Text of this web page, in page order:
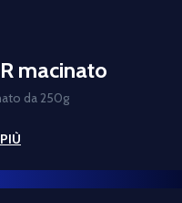
macinato
da 250g